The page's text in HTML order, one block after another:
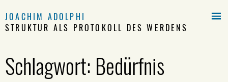
JOACHIM ADOLPHI
STRUKTUR ALS PROTOKOLL DES WERDENS
Schlagwort: Bedürfnis
